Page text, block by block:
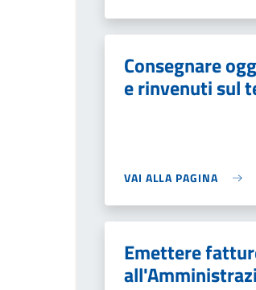
Consegnare
e rinvenuti sul
VAI ALLA PAGINA
Emettere